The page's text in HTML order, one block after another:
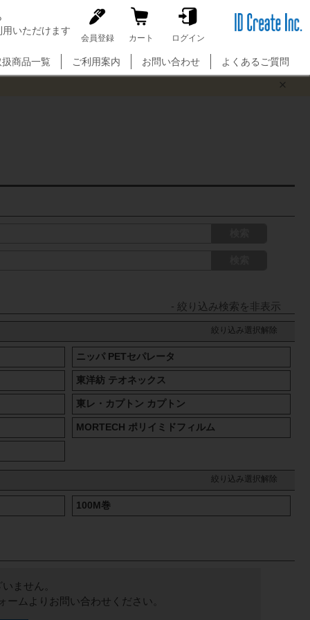
いただけます
会員登録 カート ログイン
扱商品一覧 ご利用案内 お問い合わせ よくあるご質問
絞り込み選択解除
ニッパ PETセパレータ
東洋紡 テオネックス
東レ・カプトン カプトン
MORTECH ポリイミドフィルム
絞り込み選択解除
100M巻
ません。
ムよりお問い合わせください。
o
s
e